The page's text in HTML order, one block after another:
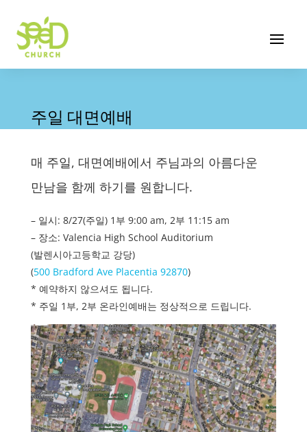
주일 대면예배
매 주일, 대면예배에서 주님과의 아름다운
만남을 함께 하기를 원합니다.
– 일시: 8/27(주일) 1부 9:00 am, 2부 11:15 am
– 장소: Valencia High School Auditorium
(발렌시아고등학교 강당)
(500 Bradford Ave Placentia 92870)
* 예약하지 않으셔도 됩니다.
* 주일 1부, 2부 온라인예배는 정상적으로 드립니다.